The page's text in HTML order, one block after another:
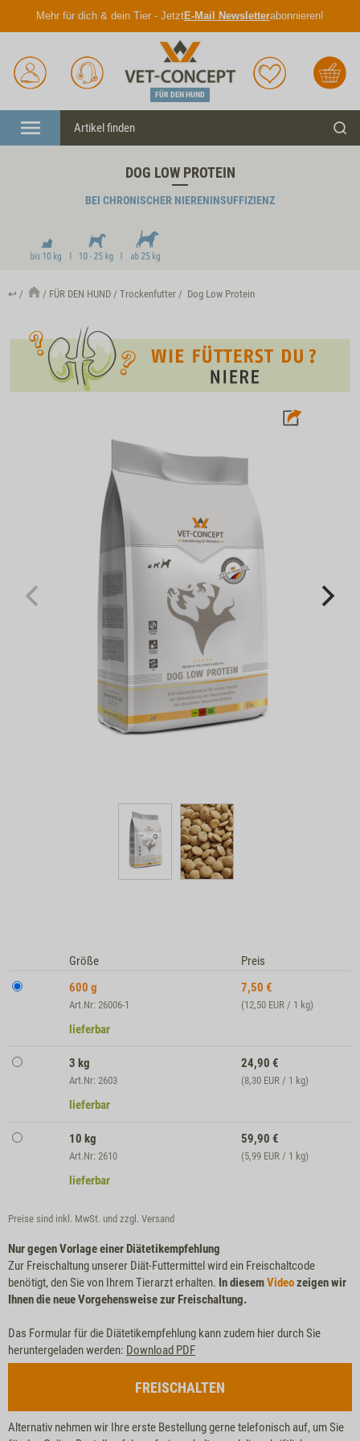
Mehr für dich & dein Tier - JetztE-Mail Newsletterabonnieren!
Anmelden
Unser
Service
FÜR DEN HUND
Merkliste Warenkorb
Menü
DOG LOW PROTEIN
BEI CHRONISCHER NIERENINSUFFIZIENZ
↩ FÜR DEN HUND Trockenfutter Dog Low Protein
Größe
Preis
600 g
Art.Nr: 26006-1
7,50 €
(12,50 EUR / 1 kg)
lieferbar
3 kg
Art.Nr: 2603
24,90 €
(8,30 EUR / 1 kg)
lieferbar
10 kg
Art.Nr: 2610
59,90 €
(5,99 EUR / 1 kg)
lieferbar
Preise sind inkl. MwSt. und zzgl. Versand
Nur gegen Vorlage einer Diätetikempfehlung
Zur Freischaltung unserer Diät-Futtermittel wird ein Freischaltcode
benötigt, den Sie von Ihrem Tierarzt erhalten. In diesemVideozeigen wir
Ihnen die neue Vorgehensweise zur Freischaltung.
Das Formular für die Diätetikempfehlung kann zudem hier durch Sie
heruntergeladen werden: Download PDF
FREISCHALTEN
Alternativ nehmen wir Ihre erste Bestellung gerne telefonisch auf, um Sie